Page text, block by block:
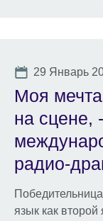
Date
29 Январь
Моя
на сцене,
радио-
язык как